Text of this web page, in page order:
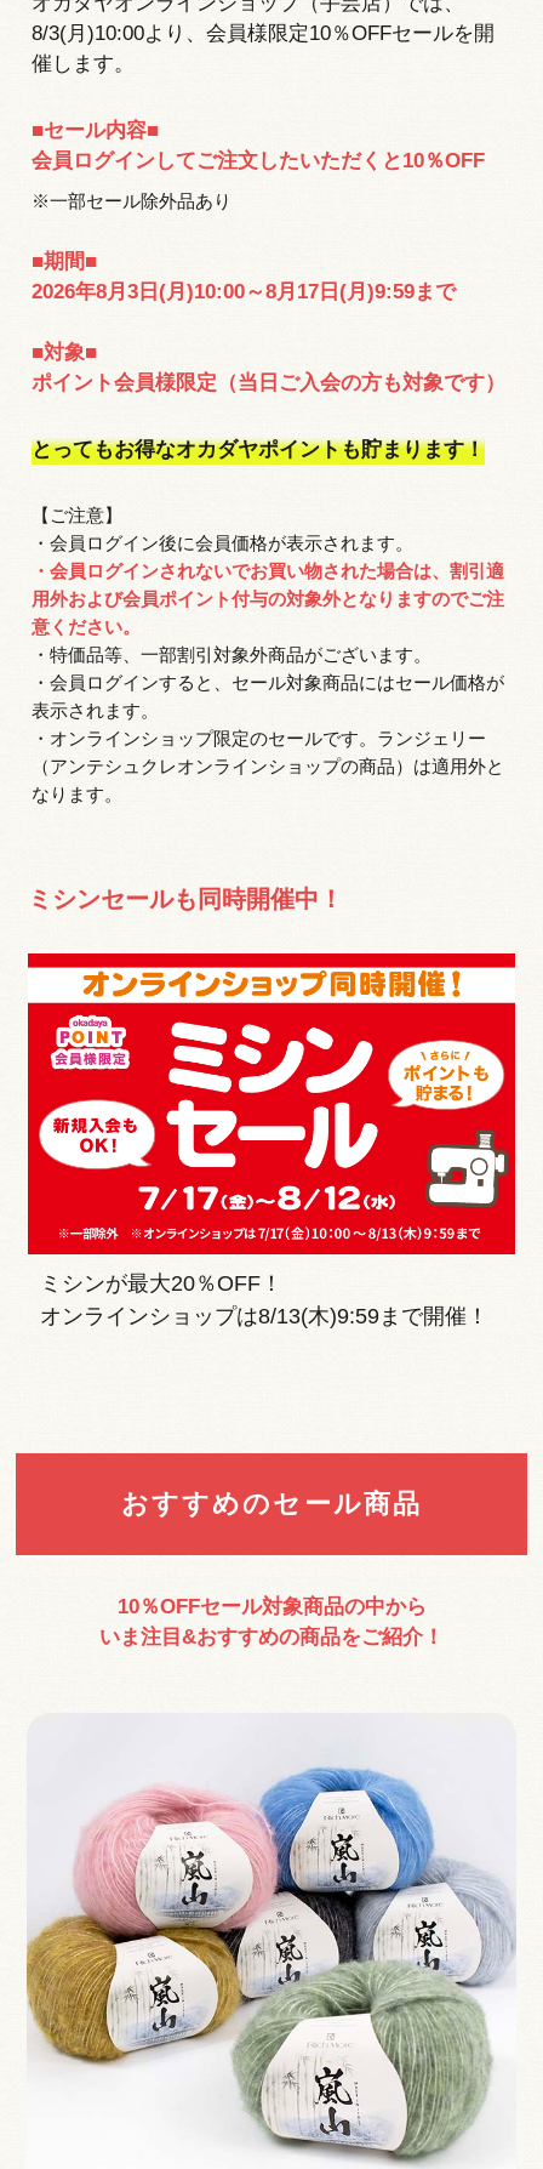
8/3(月)10:00より、会員様限定10％OFFセールを開
催します。
■セール内容■
会員ログインしてご注文したいただくと10％OFF
※一部セール除外品あり
■期間■
2026年8月3日(月)10:00～8月17日(月)9:59まで
■対象■
ポイント会員様限定（当日ご入会の方も対象です）
とってもお得なオカダヤポイントも貯まります！
【ご注意】
・会員ログイン後に会員価格が表示されます。
・会員ログインされないでお買い物された場合は、割引適
用外および会員ポイント付与の対象外となりますのでご注
意ください。
・特価品等、一部割引対象外商品がございます。
・会員ログインすると、セール対象商品にはセール価格が
表示されます。
・オンラインショップ限定のセールです。ランジェリー
（アンテシュクレオンラインショップの商品）は適用外と
なります。
ミシンセールも同時開催中！
ミシンが最大20％OFF！
オンラインショップは8/13(木)9:59まで開催！
おすすめのセール商品
10％OFFセール対象商品の中から
いま注目&おすすめの商品をご紹介！